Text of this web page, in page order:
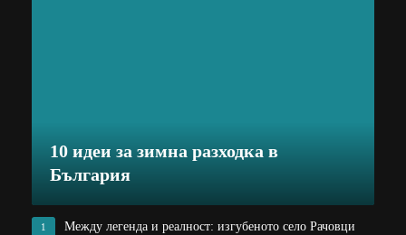
10 идеи за зимна разходка в
България
1 Между легенда и реалност: изгубеното село Рачовци